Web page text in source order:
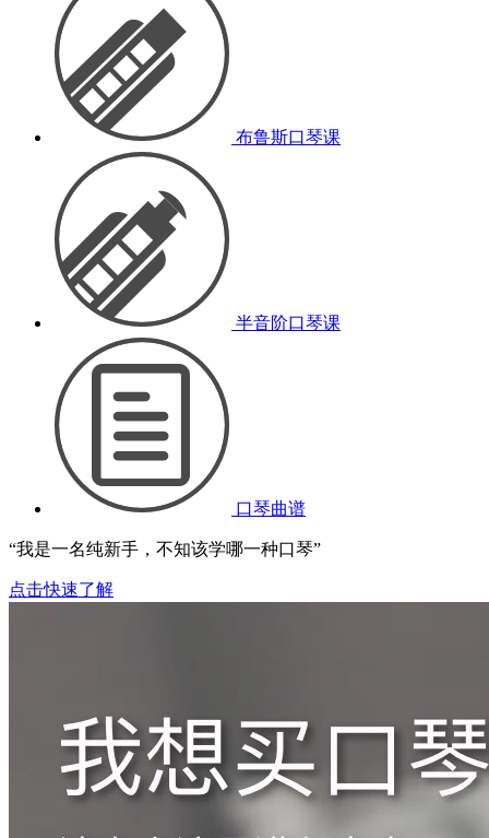
布鲁斯口琴课
半音阶口琴课
口琴曲谱
“我是一名纯新手，不知该学哪一种口琴”
点击快速了解